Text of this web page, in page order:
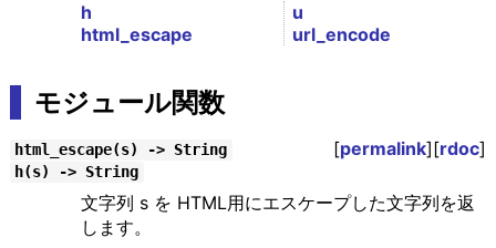
h
html_escape
u
url_encode
モジュール関数
html_escape(s) -> String [permalink][rdoc]
h(s) -> String
文字列 s を HTML用にエスケープした文字列を返
します。